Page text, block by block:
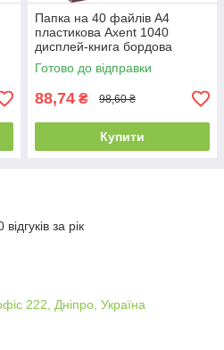
Папка на 40 файлів А4
пластикова Axent 1040
дисплей-книга бордова
Готово до відправки
88,74 ₴ 98,60 ₴
Купити
за рік
222, Дніпро, Україна